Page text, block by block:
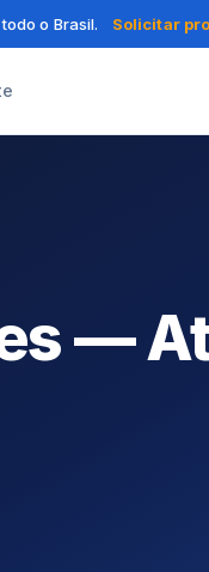
o Brasil. Solicitar
—